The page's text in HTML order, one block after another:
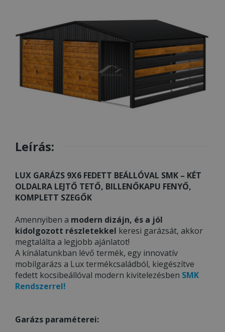
Leírás:
LUX GARÁZS 9X6 FEDETT BEÁLLÓVAL SMK – KÉT
OLDALRA LEJTŐ TETŐ, BILLENŐKAPU FENYŐ,
KOMPLETT SZEGŐK
Amennyiben a modern dizájn, és a jól
kidolgozott részletekkel keresi garázsát, akkor
megtalálta a legjobb ajánlatot!
A kínálatunkban lévő termék, egy innovatív
mobilgarázs a Lux termékcsaládból, kiegészítve
fedett kocsibeállóval modern kivitelezésben SMK
Rendszerrel!
Garázs paraméterei: